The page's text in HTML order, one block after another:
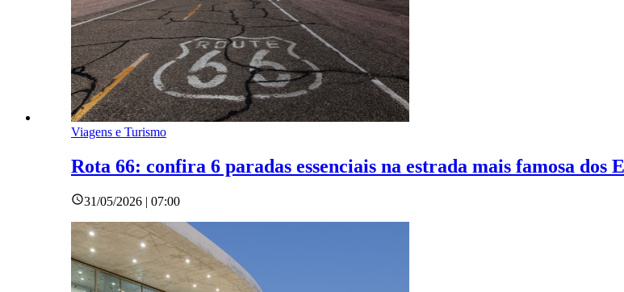
Viagens e Turismo
Rota 66: confira 6 paradas essenciais na estrada mais famosa dos
31/05/2026 | 07:00